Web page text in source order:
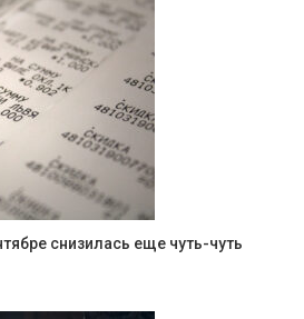
снизилась еще чуть-чуть